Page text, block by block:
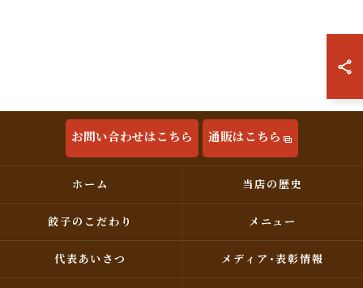
お問い合わせはこちら 通販はこちら
ホーム 当店の歴史
餃子のこだわり メニュー
代表あいさつ メディア･表彰情報